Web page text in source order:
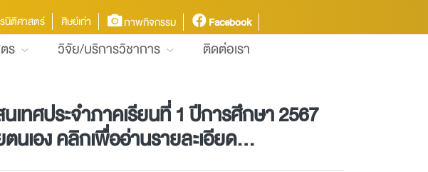
นิติศาสตร์ ศิษย์เก่า ภาพกิจกรรม Facebook
ร วิจัย/บริการวิชาการ ติดต่อเรา
ทศประจำภาคเรียนที่ 1 ปีการศึกษา 2567
นเอง คลิกเพื่ออ่านรายละเอียด...